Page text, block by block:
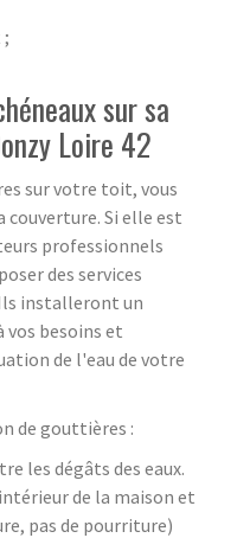
sur sa
Loire 42
sur votre toit, vous
couverture. Si elle est
professionnels
des services
installeront un
vos besoins et
de l'eau de votre
de gouttières :
les dégâts des eaux.
de la maison et
pas de pourriture)